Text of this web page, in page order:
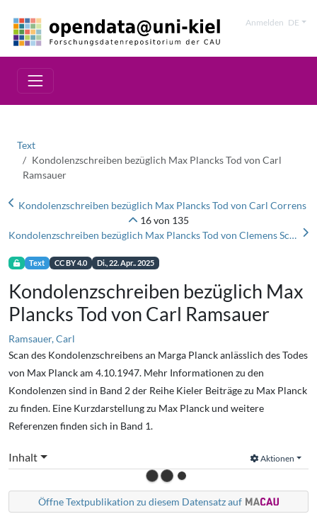
Anmelden DE
Text
Kondolenzschreiben bezüglich Max Plancks Tod von Carl
Ramsauer
Kondolenzschreiben bezüglich Max Plancks Tod von Carl Correns
16 von 135
Kondolenzschreiben bezüglich Max Plancks Tod von Clemens Schaefer
Text CC BY 4.0 Di., 22. Apr.. 2025
Kondolenzschreiben bezüglich Max
Plancks Tod von Carl Ramsauer
Ramsauer, Carl
Scan des Kondolenzschreibens an Marga Planck anlässlich des Todes
von Max Planck am 4.10.1947. Mehr Informationen zu den
Kondolenzen sind in Band 2 der Reihe Kieler Beiträge zu Max Planck
zu finden. Eine Kurzdarstellung zu Max Planck und weitere
Referenzen finden sich in Band 1.
Inhalt Aktionen
Öffne Textpublikation zu diesem Datensatz auf